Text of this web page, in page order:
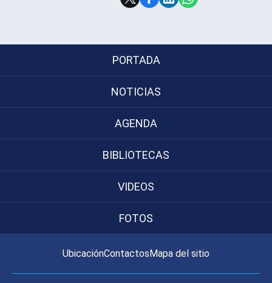
PORTADA
NOTICIAS
AGENDA
BIBLIOTECAS
VIDEOS
FOTOS
UbicaciónContactos Mapa del sitio